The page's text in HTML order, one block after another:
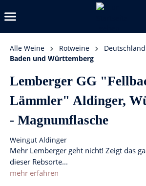
Alle Weine Rotweine
Deutschland
Baden und Württemberg
Lemberger GG
Lämmler" Aldinger,
- Magnumflasche
Weingut Aldinger
Mehr Lemberger geht nicht! Zeigt das
dieser Rebsorte...
mehr erfahren